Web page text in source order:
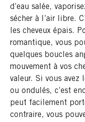
d’eau salée,
sécher à l’air libre.
les cheveux épais.
romantique, vous
quelques boucles
mouvement à vos
valeur. Si vous avez
ou ondulés, c’est
peut facilement
contraire, vous